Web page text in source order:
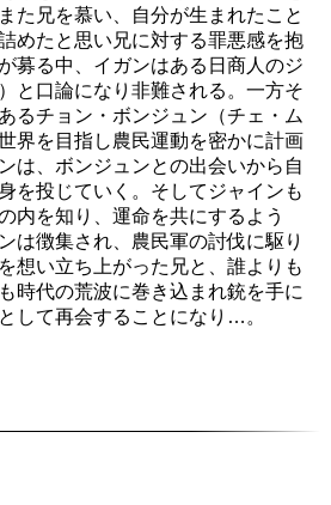
た兄を慕い、自分が生まれたこと
めたと思い兄に対する罪悪感を抱
募る中、イガンはある日商人のジ
と口論になり非難される。一方そ
るチョン・ボンジュン（チェ・ム
界を目指し農民運動を密かに計画
は、ボンジュンとの出会いから自
を投じていく。そしてジャインも
内を知り、運命を共にするよう
は徴集され、農民軍の討伐に駆り
想い立ち上がった兄と、誰よりも
時代の荒波に巻き込まれ銃を手に
して再会することになり…。